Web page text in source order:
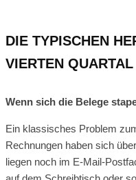
DIE TYPISCHEN
VIERTEN QUARTAL
Wenn sich die Belege
Ein klassisches Problem
Rechnungen haben sich
liegen noch im E-Mail-